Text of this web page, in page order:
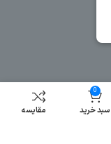
0
سبد خرید مقایسه